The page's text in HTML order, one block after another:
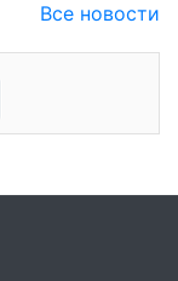
Все новости